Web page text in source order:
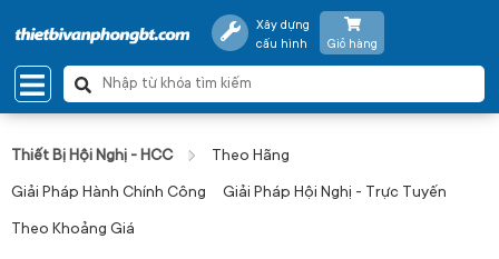
Xây dựng
cấu hình
Giỏ hàng
Thiết Bị Hội Nghị - HCC Theo Hãng
Giải Pháp Hành Chính Công Giải Pháp Hội Nghị - Trực Tuyến
Theo Khoảng Giá